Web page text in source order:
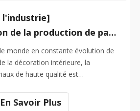
l'industrie]
Rationalisation de la production de panneaux en marbre PVC avec lignes de fabrication avancées
monde en constante évolution de
la décoration intérieure, la
de haute qualité est
est le panneau de marbre PVC.
l'attrait esthétique du marbre tout
En Savoir Plus